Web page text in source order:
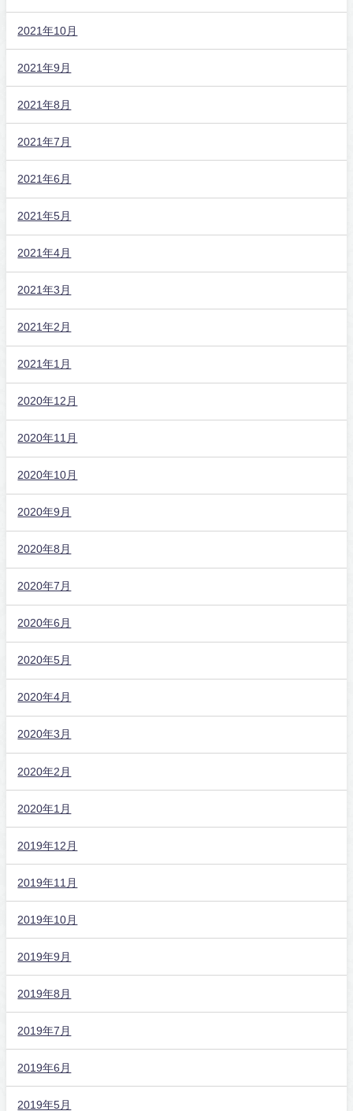
2021年10月
2021年9月
2021年8月
2021年7月
2021年6月
2021年5月
2021年4月
2021年3月
2021年2月
2021年1月
2020年12月
2020年11月
2020年10月
2020年9月
2020年8月
2020年7月
2020年6月
2020年5月
2020年4月
2020年3月
2020年2月
2020年1月
2019年12月
2019年11月
2019年10月
2019年9月
2019年8月
2019年7月
2019年6月
2019年5月